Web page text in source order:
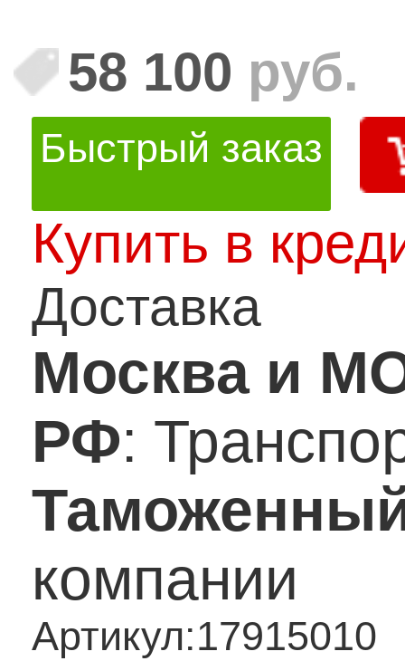
58 100 руб.
Быстрый заказ
Купить в
Доставка
Москва и
РФ:
компании
Артикул:17915010